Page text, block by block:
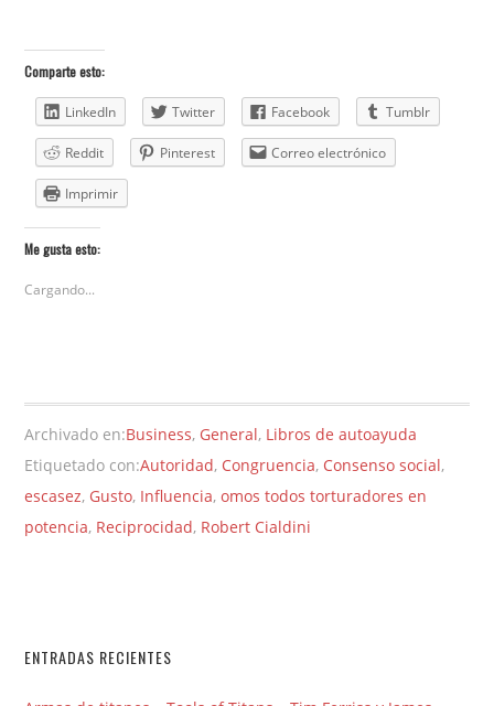
Comparte esto:
LinkedIn Twitter Facebook Tumblr
Reddit Pinterest Correo electrónico
Imprimir
Me gusta esto:
Cargando...
Archivado en:Business, General, Libros de autoayuda
Etiquetado con:Autoridad, Congruencia, Consenso social,
escasez, Gusto, Influencia,omos todos torturadores en
potencia, Reciprocidad, Robert Cialdini
ENTRADAS RECIENTES